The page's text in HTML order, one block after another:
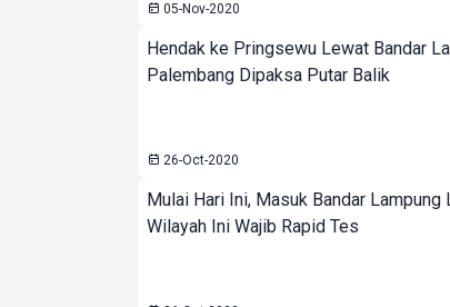
05-Nov-2020
Hendak ke Pringsewu Lewat Bandar
Palembang Dipaksa Putar Balik
26-Oct-2020
Mulai Hari Ini, Masuk Bandar Lampung
Wilayah Ini Wajib Rapid Tes